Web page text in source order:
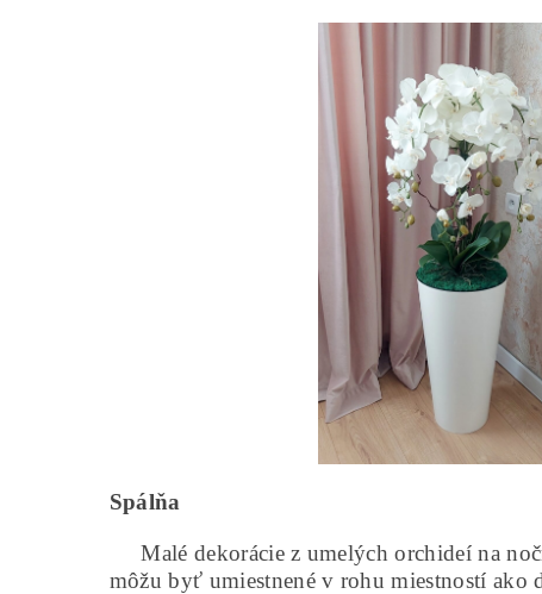
Spálňa
Malé dekorácie z umelých orchideí na
môžu byť umiestnené v rohu miestností ako